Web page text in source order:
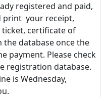
registered and paid,
print your receipt,
certificate of
database once the
payment. Please check
registration database.
is Wednesday,